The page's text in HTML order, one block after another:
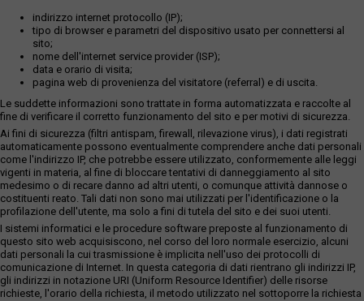
indirizzo internet protocollo (IP);
tipo di browser e parametri del dispositivo usato per connettersi al
sito;
nome dell'internet service provider (ISP);
data e orario di visita;
pagina web di provenienza del visitatore (referral) e di uscita.
Le suddette informazioni sono trattate in forma automatizzata e raccolte al
fine di verificare il corretto funzionamento del sito e per motivi di sicurezza.
Ai fini di sicurezza (filtri antispam, firewall, rilevazione virus), i dati registrati
automaticamente possono eventualmente comprendere anche dati personali
come l'indirizzo IP, che potrebbe essere utilizzato, conformemente alle leggi
vigenti in materia, al fine di bloccare tentativi di danneggiamento al sito
medesimo o di recare danno ad altri utenti, o comunque attività dannose o
costituenti reato. Tali dati non sono mai utilizzati per l'identificazione o la
profilazione dell'utente, ma solo a fini di tutela del sito e dei suoi utenti.
I sistemi informatici e le procedure software preposte al funzionamento di
questo sito web acquisiscono, nel corso del loro normale esercizio, alcuni
dati personali la cui trasmissione è implicita nell'uso dei protocolli di
comunicazione di Internet. In questa categoria di dati rientrano gli indirizzi IP,
gli indirizzi in notazione URI (Uniform Resource Identifier) delle risorse
richieste, l'orario della richiesta, il metodo utilizzato nel sottoporre la richiesta